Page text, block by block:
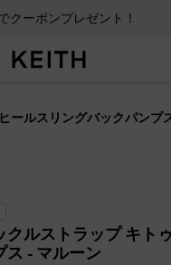
クーポンプレゼント！
ールスリングバックパンプ
クルストラップ キト
ス - マルーン